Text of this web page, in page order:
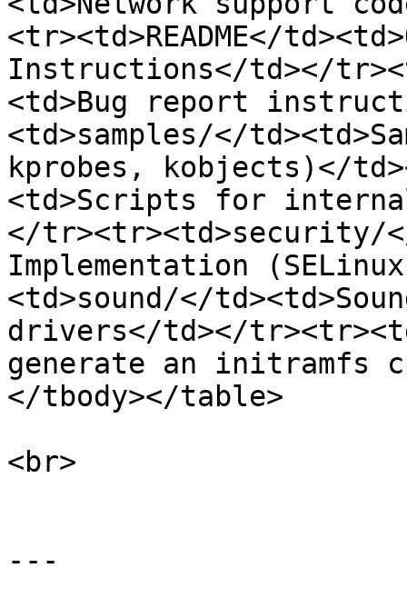
<tr><td>README</
Instructions</td></
<td>Bug report
<td>samples/</
kprobes, kobjects)</
<td>Scripts for
</tr><tr><td>security/
Implementation
<td>sound/</
drivers</td></
generate an initramfs
</tbody></table>
<br>
---